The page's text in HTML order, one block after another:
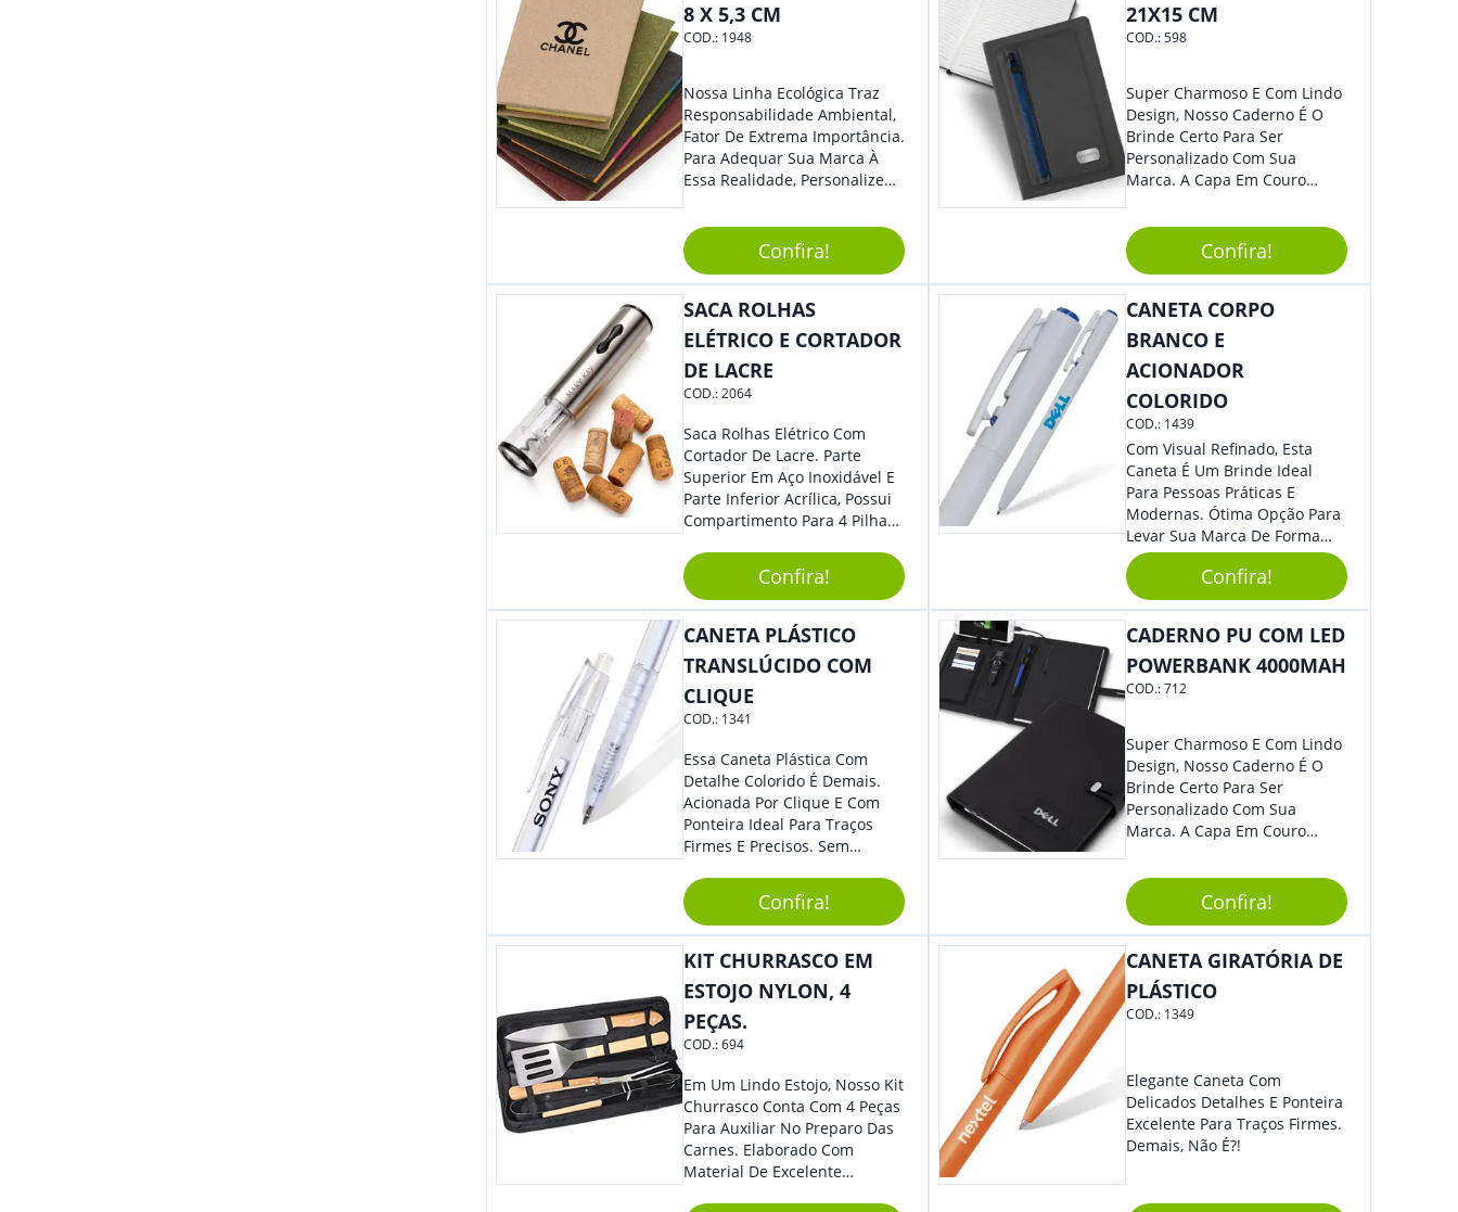
8 X 5,3 CM
COD.: 1948
Nossa Linha Ecológica Traz
Responsabilidade Ambiental,
Fator De Extrema Importância.
Para Adequar Sua Marca À
Essa Realidade, Personalize
Anotações Com Post-It E
Caneta. Elaborado A Partir De
Material Reciclado, O Brinde
Também É Prático, Tornando-
Se Assim Excelente Para Uso
Cotidiano. Perfeito, Não É?!
Confira!
21X15 CM
COD.:598
Super Charmoso E Com Lindo
Design, Nosso Caderno É O
Brinde Certo Para Ser
Personalizado Com Sua
Marca. A Capa Em Couro
Elástico Permite Maior
Segurança Ao Carregá-Lo.
Ofereça A Seus Clientes E
Colaboradores, Sem Dúvidas
Eles Irão Adorar.
Confira!
SACA ROLHAS
ELÉTRICO E CORTADOR
DE LACRE
COD.:2064
Saca Rolhas Elétrico Com
Cortador De Lacre. Parte
Superior Em Aço Inoxidável E
Parte Inferior Acrílica, Possui
Compartimento Para 4 Pilhas
Acompanha Pilhas) – Contém
Desenho Indicativo De
Abertura E Fechamento Da
Tampa; Botões Para Extração
E Remoção De Rolhas E Parte
Inferior Com Anel Cortador De
Lacre (Removível).
Confira!
CANETA CORPO
BRANCO E
ACIONADOR
COLORIDO
COD.: 1439
Com Visual Refinado, Esta
Caneta É Um Brinde Ideal
Para Pessoas Práticas E
Modernas. Ótima Opção Para
Levar Sua Marca De Forma
Estilosa, Agregando Valor Para
Sua Empresa Em Eventos,
Reuniões Corporativas Ou Até
Colaboradores.
Confira!
CANETA PLÁSTICO
TRANSLÚCIDO COM
CLIQUE
COD.: 1341
Essa Caneta Plástica Com
Detalhe Colorido É Demais.
Acionada Por Clique E Com
Ponteira Ideal Para Traços
Firmes E Precisos. Sem
Brinde Para Representar Sua
Marca. Dimensões: 1.6 Cm X
14 Cm X 1.6 Cm
Confira!
CADERNO PU COM LED
POWERBANK 4000MAH
COD.:712
Super Charmoso E Com Lindo
Design, Nosso Caderno É O
Brinde Certo Para Ser
Personalizado Com Sua
Marca. A Capa Em Couro
Elástico Permite Maior
Segurança Ao Carregá-Lo.
Ofereça A Seus Clientes E
Colaboradores, Sem Dúvidas
Eles Irão Adorar.
Confira!
KIT CHURRASCO EM
ESTOJO NYLON, 4
PEÇAS.
COD.:694
Em Um Lindo Estojo, Nosso Kit
Churrasco Conta Com 4 Peças
Para Auxiliar No Preparo Das
Carnes. Elaborado Com
Material De Excelente
CANETA GIRATÓRIA DE
PLÁSTICO
COD.: 1349
Elegante Caneta Com
Delicados Detalhes E Ponteira
Excelente Para Traços Firmes.
Demais, Não É?!